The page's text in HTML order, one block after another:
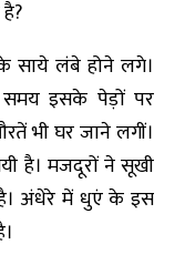
साये लंबे होने लगे।
इसके पेड़ों पर
भी घर जाने लगीं।
है। मजदूरों ने सूखी
है। अंधेरे में धुएं के इस